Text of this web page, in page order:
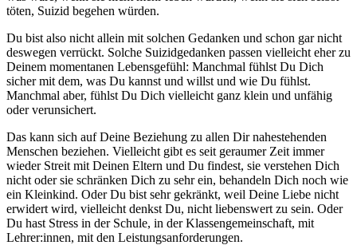
töten, Suizid begehen würden.
Du bist also nicht allein mit solchen Gedanken und schon gar nicht
deswegen verrückt. Solche Suizidgedanken passen vielleicht eher zu
Deinem momentanen Lebensgefühl: Manchmal fühlst Du Dich
sicher mit dem, was Du kannst und willst und wie Du fühlst.
Manchmal aber, fühlst Du Dich vielleicht ganz klein und unfähig
oder verunsichert.
Das kann sich auf Deine Beziehung zu allen Dir nahestehenden
Menschen beziehen. Vielleicht gibt es seit geraumer Zeit immer
wieder Streit mit Deinen Eltern und Du findest, sie verstehen Dich
nicht oder sie schränken Dich zu sehr ein, behandeln Dich noch wie
ein Kleinkind. Oder Du bist sehr gekränkt, weil Deine Liebe nicht
erwidert wird, vielleicht denkst Du, nicht liebenswert zu sein. Oder
Du hast Stress in der Schule, in der Klassengemeinschaft, mit
Lehrer:innen, mit den Leistungsanforderungen.